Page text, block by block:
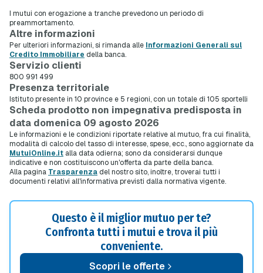
I mutui con erogazione a tranche prevedono un periodo di
preammortamento.
Altre informazioni
Per ulteriori informazioni, si rimanda alle Informazioni Generali sul
Credito Immobiliare della banca.
Servizio clienti
800 991 499
Presenza territoriale
Istituto presente in 10 province e 5 regioni, con un totale di 105 sportelli
Scheda prodotto non impegnativa predisposta in
data domenica 09 agosto 2026
Le informazioni e le condizioni riportate relative al mutuo, fra cui finalità,
modalità di calcolo del tasso di interesse, spese, ecc., sono aggiornate da
MutuiOnline.it alla data odierna; sono da considerarsi dunque
indicative e non costituiscono un'offerta da parte della banca.
Alla pagina Trasparenza del nostro sito, inoltre, troverai tutti i
documenti relativi all'informativa previsti dalla normativa vigente.
Questo è il miglior mutuo per te?
Confronta tutti i mutui e trova il più
conveniente.
Scopri le offerte